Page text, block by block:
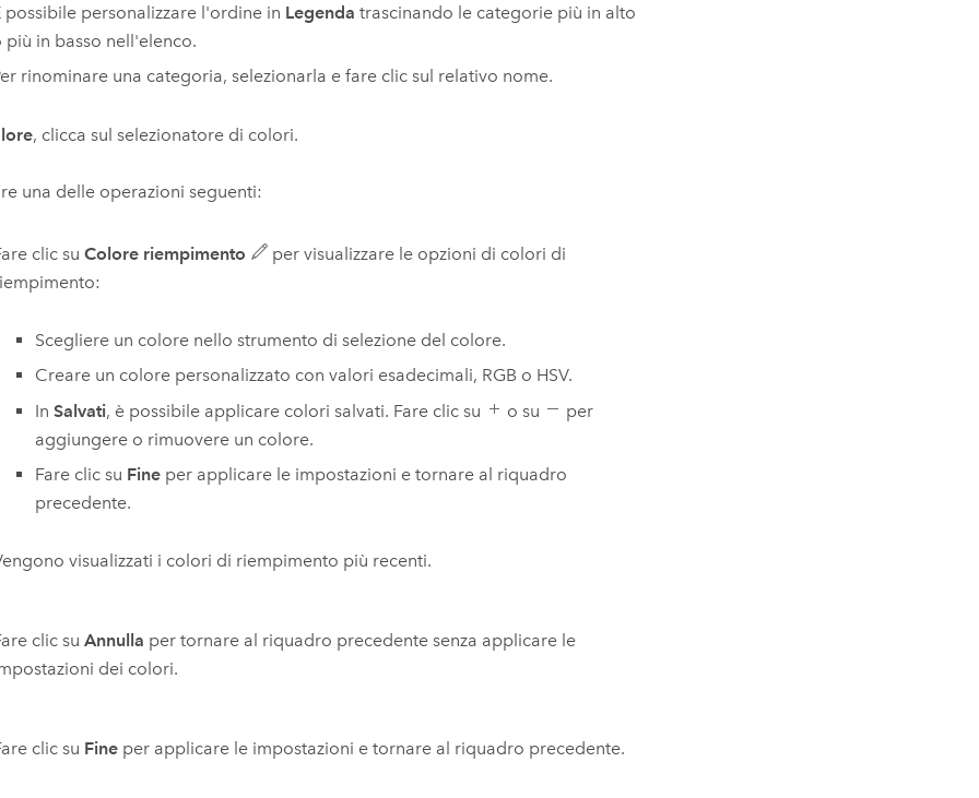
possibile personalizzare l'ordine in Legenda trascinando le categorie più in alto
più in basso nell'elenco.
rinominare una categoria, selezionarla e fare clic sul relativo nome.
, clicca sul selezionatore di colori.
una delle operazioni seguenti:
clic su Colore riempimento
per visualizzare le opzioni di colori di
Scegliere un colore nello strumento di selezione del colore.
Creare un colore personalizzato con valori esadecimali, RGB o HSV.
In Salvati, è possibile applicare colori salvati. Fare clic su o su
per
aggiungere o rimuovere un colore.
Fare clic su Fineper applicare le impostazioni e tornare al riquadro
precedente.
visualizzati i colori di riempimento più recenti.
clic su Annulla per tornare al riquadro precedente senza applicare le
dei colori.
clic su Fineper applicare le impostazioni e tornare al riquadro precedente.